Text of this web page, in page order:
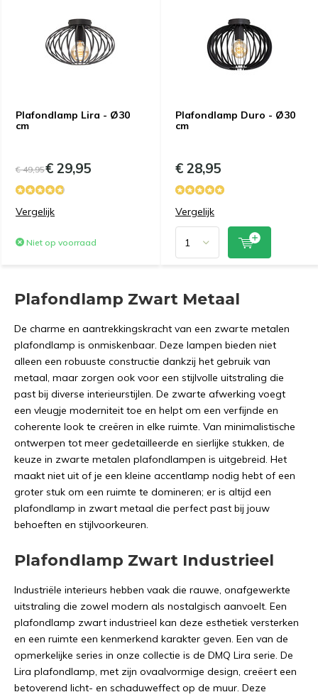
Plafondlamp Lira - Ø30
cm
€ 49,95€ 29,95
Vergelijk
Niet op voorraad
Plafondlamp Duro - Ø30
cm
€ 28,95
Vergelijk
Plafondlamp Zwart Metaal
De charme en aantrekkingskracht van een zwarte metalen
plafondlamp is onmiskenbaar. Deze lampen bieden niet
alleen een robuuste constructie dankzij het gebruik van
metaal, maar zorgen ook voor een stijlvolle uitstraling die
past bij diverse interieurstijlen. De zwarte afwerking voegt
een vleugje moderniteit toe en helpt om een verfijnde en
coherente look te creëren in elke ruimte. Van minimalistische
ontwerpen tot meer gedetailleerde en sierlijke stukken, de
keuze in zwarte metalen plafondlampen is uitgebreid. Het
maakt niet uit of je een kleine accentlamp nodig hebt of een
groter stuk om een ruimte te domineren; er is altijd een
plafondlamp in zwart metaal die perfect past bij jouw
behoeften en stijlvoorkeuren.
Plafondlamp Zwart Industrieel
Industriële interieurs hebben vaak die rauwe, onafgewerkte
uitstraling die zowel modern als nostalgisch aanvoelt. Een
plafondlamp zwart industrieel kan deze esthetiek versterken
en een ruimte een kenmerkend karakter geven. Een van de
opmerkelijke series in onze collectie is de DMQ Lira serie. De
Lira plafondlamp, met zijn ovaalvormige design, creëert een
betoverend licht- en schaduweffect op de muur. Deze